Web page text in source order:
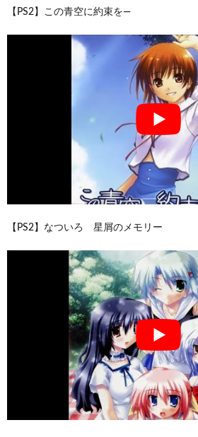
【PS2】この青空に約束を―
【PS2】なついろ 星屑のメモリー